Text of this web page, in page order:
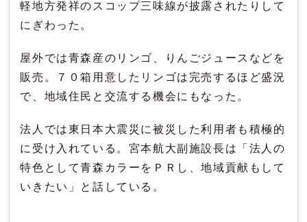
軽地方発祥のスコップ三味線が披露されたりして
にぎわった。
屋外では青森産のリンゴ、りんごジュースなどを
販売。７０箱用意したリンゴは完売するほど盛況
で、地域住民と交流する機会にもなった。
法人では東日本大震災に被災した利用者も積極的
に受け入れている。宮本航大副施設長は「法人の
特色として青森カラーをＰＲし、地域貢献もして
いきたい」と話している。